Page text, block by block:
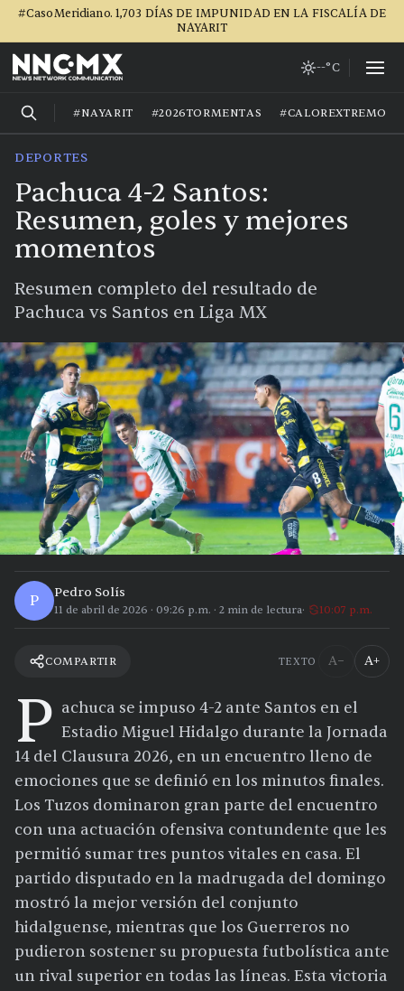
#CasoMeridiano. 1,703 DÍAS DE IMPUNIDAD EN LA FISCALÍA DE
NAYARIT
--°C
#NAYARIT #2026TORMENTAS #CALOREXTREMO
DEPORTES
Pachuca 4-2 Santos:
Resumen, goles y mejores
momentos
Resumen completo del resultado de
Pachuca vs Santos en Liga MX
P Pedro Solís
11 de abril de 2026 · 09:26 p.m. · 2 min de lectura 10:07 p.m.
COMPARTIR TEXTO A− A+
P achuca se impuso 4-2 ante Santos en el
Estadio Miguel Hidalgo durante la Jornada
14 del Clausura 2026, en un encuentro lleno de
emociones que se definió en los minutos finales.
Los Tuzos dominaron gran parte del encuentro
con una actuación ofensiva contundente que les
permitió sumar tres puntos vitales en casa. El
partido disputado en la madrugada del domingo
mostró la mejor versión del conjunto
hidalguense, mientras que los Guerreros no
pudieron sostener su propuesta futbolística ante
un rival superior en todas las líneas. Esta victoria